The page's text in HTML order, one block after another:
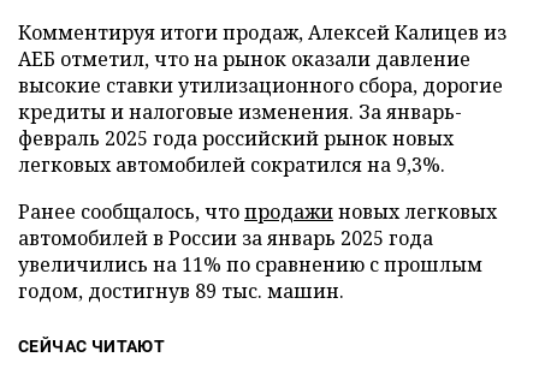
Комментируя итоги продаж, Алексей Калицев из
АЕБ отметил, что на рынок оказали давление
высокие ставки утилизационного сбора, дорогие
кредиты и налоговые изменения. За январь-
февраль 2025 года российский рынок новых
легковых автомобилей сократился на 9,3%.
Ранее сообщалось, чтопродажиновых легковых
автомобилей в России за январь 2025 года
увеличились на 11% по сравнению с прошлым
годом, достигнув 89 тыс. машин.
СЕЙЧАС ЧИТАЮТ